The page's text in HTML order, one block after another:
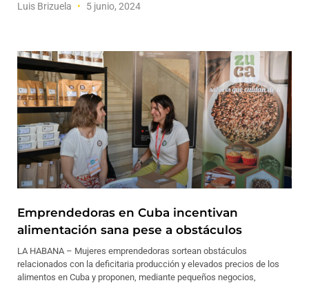
Luis Brizuela 5 junio, 2024
Emprendedoras en Cuba incentivan
alimentación sana pese a obstáculos
LA HABANA – Mujeres emprendedoras sortean obstáculos
relacionados con la deficitaria producción y elevados precios de los
alimentos en Cuba y proponen, mediante pequeños negocios,